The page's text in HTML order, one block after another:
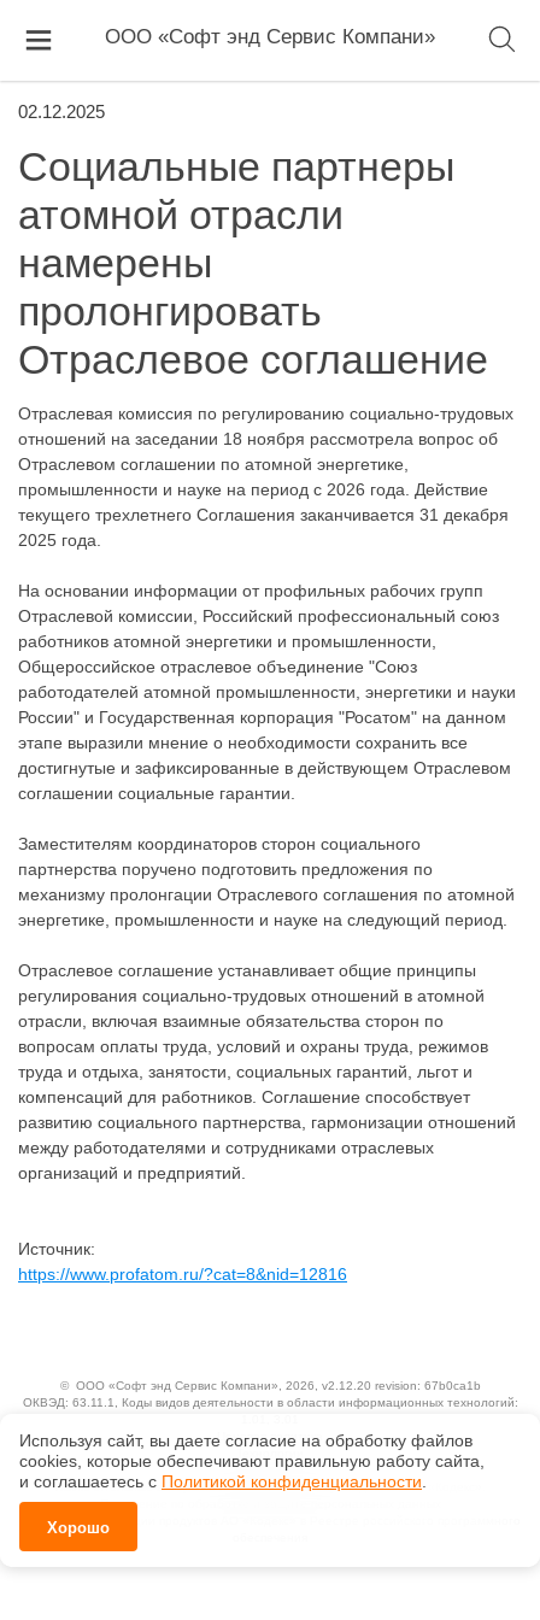
ООО «Софт энд Сервис Компани»
02.12.2025
Социальные партнеры
атомной отрасли
намерены
пролонгировать
Отраслевое соглашение
Отраслевая комиссия по регулированию социально-трудовых
отношений на заседании 18 ноября рассмотрела вопрос об
Отраслевом соглашении по атомной энергетике,
промышленности и науке на период с 2026 года. Действие
текущего трехлетнего Соглашения заканчивается 31 декабря
2025 года.
На основании информации от профильных рабочих групп
Отраслевой комиссии, Российский профессиональный союз
работников атомной энергетики и промышленности,
Общероссийское отраслевое объединение "Союз
работодателей атомной промышленности, энергетики и науки
России" и Государственная корпорация "Росатом" на данном
этапе выразили мнение о необходимости сохранить все
достигнутые и зафиксированные в действующем Отраслевом
соглашении социальные гарантии.
Заместителям координаторов сторон социального
партнерства поручено подготовить предложения по
механизму пролонгации Отраслевого соглашения по атомной
энергетике, промышленности и науке на следующий период.
Отраслевое соглашение устанавливает общие принципы
регулирования социально-трудовых отношений в атомной
отрасли, включая взаимные обязательства сторон по
вопросам оплаты труда, условий и охраны труда, режимов
труда и отдыха, занятости, социальных гарантий, льгот и
компенсаций для работников. Соглашение способствует
развитию социального партнерства, гармонизации отношений
между работодателями и сотрудниками отраслевых
организаций и предприятий.
Источник:
https://www.profatom.ru/?cat=8&nid=12816
© ООО «Софт энд Сервис Компани» , 2026, v2.12.20 revision: 67b0ca1b
ОКВЭД: 63.11.1, Коды видов деятельности в области информационных технологий:
Ценовая политика
Исключительные авторские и смежные права принадлежат АО «Кодекс».
Положение по обработке и защите персональных данных
Справка о регистрации продуктов АО «Кодекс» в Реестре российского программного
Используя сайт, вы даете согласие на обработку файлов
сооkiеs, которые обеспечивают правильную работу сайта,
и соглашаетесь с Политикой конфиденциальности.
Хорошо